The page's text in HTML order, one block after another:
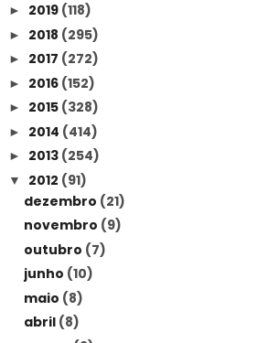
► 2019 (118)
► 2018 (295)
► 2017 (272)
► 2016 (152)
► 2015 (328)
► 2014 (414)
► 2013 (254)
▼ 2012 (91)
dezembro (21)
novembro (9)
outubro (7)
junho (10)
maio (8)
abril (8)